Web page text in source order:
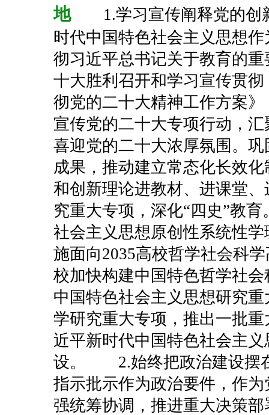
地
1.学习宣传阐释党的
时代中国特色社会主义思想
彻习近平总书记关于教育的
十大胜利召开和学习宣传贯
彻党的二十大精神工作方案
宣传党的二十大专项行动，
喜迎党的二十大浓厚氛围。
成果，推动建立常态化长效
和创新理论进教材、进课堂
究重大专项，深化“四史”教
社会主义思想原创性系统性
施面向2035高校哲学社会科
校加快构建中国特色哲学社
中国特色社会主义思想研究
学研究重大专项，推出一批
近平新时代中国特色社会主
设。
2.始终把政治建设摆
指示批示作为政治要件，作
强统筹协调，推进重大决策